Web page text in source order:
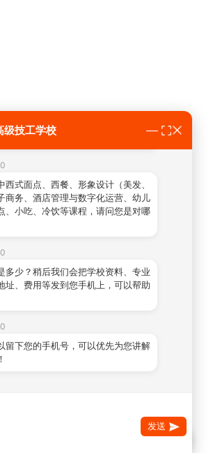
级技工学校
免费获取招生简章及专业费用详
西式面点、西餐、形象设计（美发、
商务、酒店管理与数字化运营、幼儿
、小吃、冷饮等课程，请问您是对哪
多少？稍后我们会把学校资料、专业
址、费用等发到您手机上，可以帮助
留下您的手机号，可以优先为您讲解
发送